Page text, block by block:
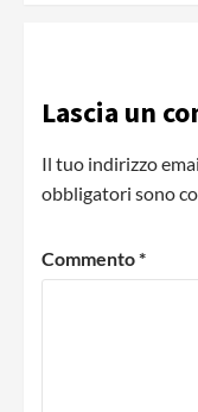
Lascia un
Il tuo indirizzo
obbligatori sono
Commento*